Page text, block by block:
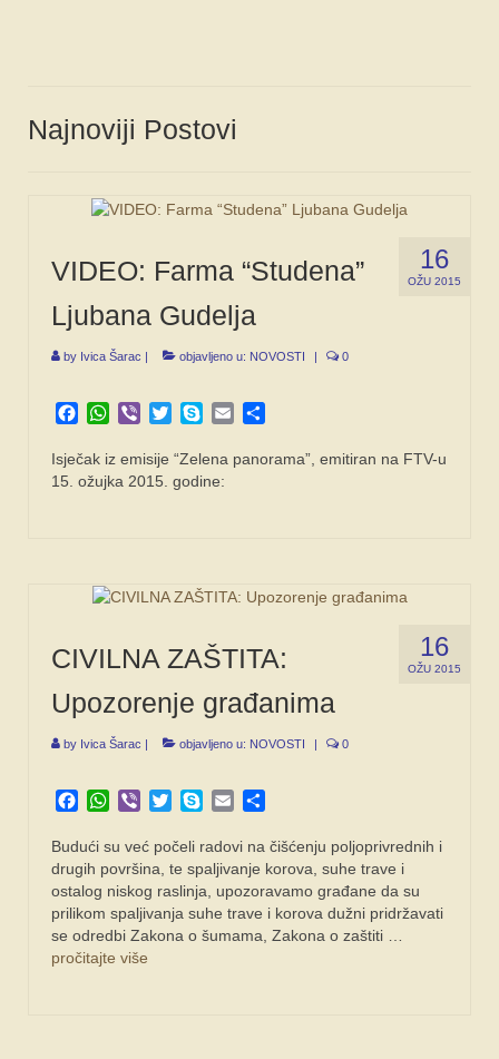
Najnoviji Postovi
16
OŽU 2015
VIDEO: Farma “Studena”
Ljubana Gudelja
by Ivica Šarac | objavljeno u: NOVOSTI | 0
Facebook
WhatsApp
Viber TwitterSkypeEmail
Isječak iz emisije “Zelena panorama”, emitiran na FTV-u
15. ožujka 2015. godine:
16
OŽU 2015
CIVILNA ZAŠTITA:
Upozorenje građanima
by Ivica Šarac | objavljeno u: NOVOSTI | 0
Facebook
WhatsApp
Viber TwitterSkypeEmail
Budući su već počeli radovi na čišćenju poljoprivrednih i
drugih površina, te spaljivanje korova, suhe trave i
ostalog niskog raslinja, upozoravamo građane da su
prilikom spaljivanja suhe trave i korova dužni pridržavati
se odredbi Zakona o šumama, Zakona o zaštiti …
pročitajte više